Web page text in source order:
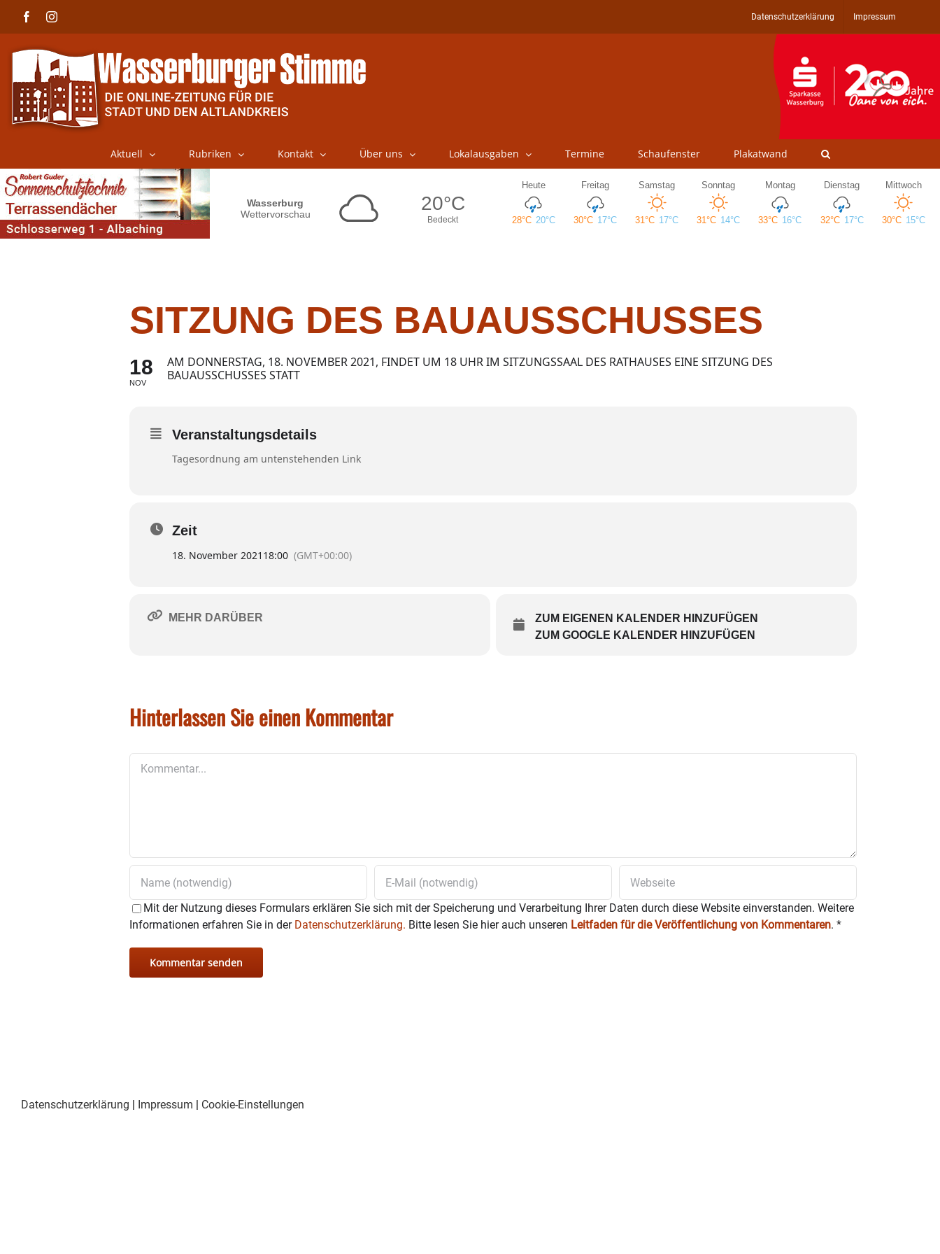
FacebookInstagram Datenschutzerklärung Impressum
Aktuell Rubriken Kontakt Über uns Lokalausgaben Termine Schaufenster Plakatwand
SITZUNG DES BAUAUSSCHUSSES
18
NOV
AM DONNERSTAG, 18. NOVEMBER 2021, FINDET UM 18 UHR IM SITZUNGSSAAL DES RATHAUSES EINE SITZUNG DES
BAUAUSSCHUSSES STATT
Veranstaltungsdetails
Tagesordnung am untenstehenden Link
Zeit
18. November 2021 18:00 (GMT+00:00)
MEHR DARÜBER
ZUM EIGENEN KALENDER HINZUFÜGEN
ZUM GOOGLE KALENDER HINZUFÜGEN
Hinterlassen Sie einen Kommentar
Mit der Nutzung dieses Formulars erklären Sie sich mit der Speicherung und Verarbeitung Ihrer Daten durch diese Website einverstanden. Weitere
Informationen erfahren Sie in der Datenschutzerklärung. Bitte lesen Sie hier auch unseren Leitfaden für die Veröffentlichung von Kommentaren. *
Datenschutzerklärung | Impressum | Cookie-Einstellungen